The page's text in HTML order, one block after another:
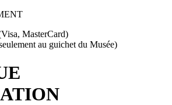
MasterCard)
au guichet du Musée)